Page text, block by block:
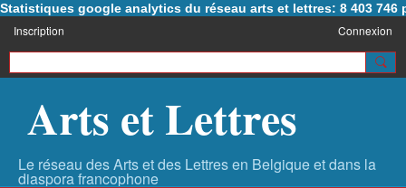
Statistiques google analytics du réseau arts et lettres: 8 403 746
Inscription Connexion
Arts et Lettres